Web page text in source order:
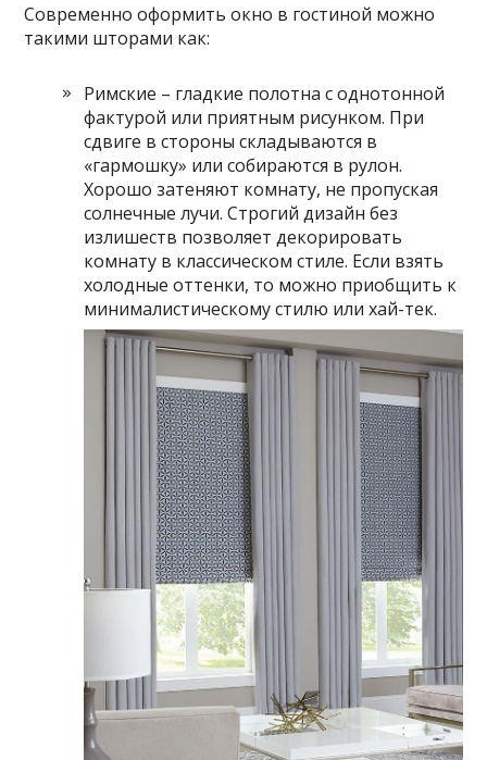
Современно оформить окно в гостиной можно
такими шторами как:
Римские – гладкие полотна с однотонной
фактурой или приятным рисунком. При
сдвиге в стороны складываются в
«гармошку» или собираются в рулон.
Хорошо затеняют комнату, не пропуская
солнечные лучи. Строгий дизайн без
излишеств позволяет декорировать
комнату в классическом стиле. Если взять
холодные оттенки, то можно приобщить к
минималистическому стилю или хай-тек.